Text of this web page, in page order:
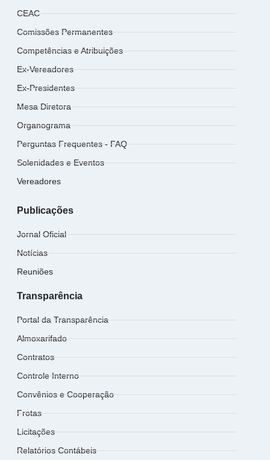
CEAC
Comissões Permanentes
Competências e Atribuições
Ex-Vereadores
Ex-Presidentes
Mesa Diretora
Organograma
Perguntas Frequentes - FAQ
Solenidades e Eventos
Vereadores
Publicações
Jornal Oficial
Notícias
Reuniões
Transparência
Portal da Transparência
Almoxarifado
Contratos
Controle Interno
Convênios e Cooperação
Frotas
Licitações
Relatórios Contábeis